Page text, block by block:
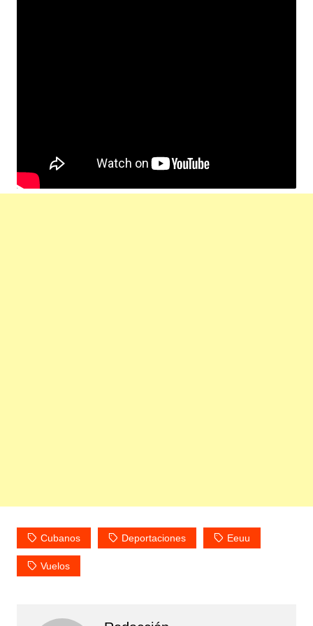
Cubanos Deportaciones Eeuu
Vuelos